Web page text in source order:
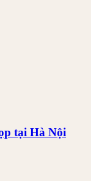
tại Hà Nội